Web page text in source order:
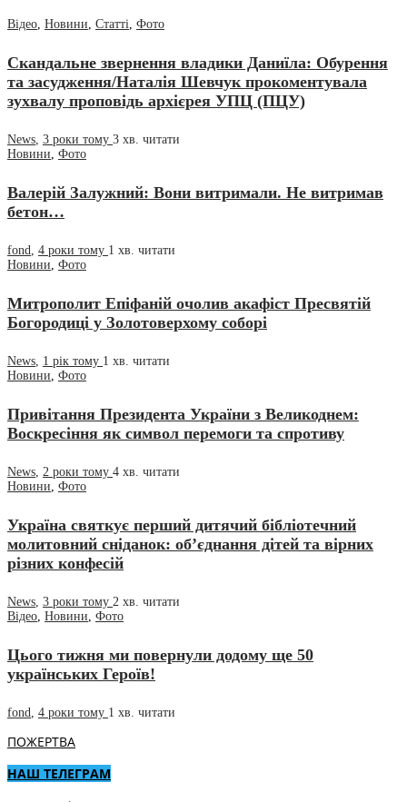
Відео, Новини, Статті, Фото
Скандальне звернення владики Даниїла: Обурення
та засудження/Наталія Шевчук прокоментувала
зухвалу проповідь архієрея УПЦ (ПЦУ)
News, 3 роки тому 3 хв. читати
Новини, Фото
Валерій Залужний: Вони витримали. Не витримав
бетон…
fond, 4 роки тому 1 хв. читати
Новини, Фото
Митрополит Епіфаній очолив акафіст Пресвятій
Богородиці у Золотоверхому соборі
News, 1 рік тому 1 хв. читати
Новини, Фото
Привітання Президента України з Великоднем:
Воскресіння як символ перемоги та спротиву
News 2 роки тому 4 хв. читати
Новини Фото
Україна святкує перший дитячий бібліотечний
молитовний сніданок: об’єднання дітей та вірних
різних конфесій
News 3 роки тому 2 хв. читати
Відео Новини Фото
Цього тижня ми повернули додому ще 50
українських Героїв!
fond 4 роки тому 1 хв. читати
ПОЖЕРТВА
НАШ ТЕЛЕГРАМ